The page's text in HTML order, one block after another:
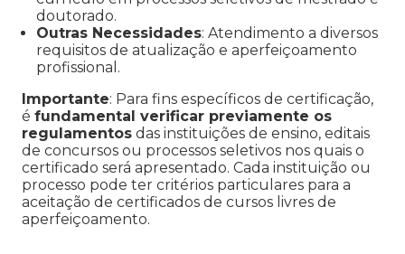
doutorado.
Outras Necessidades: Atendimento a diversos
requisitos de atualização e aperfeiçoamento
profissional.
Importante: Para fins específicos de certificação,
é fundamental verificar previamente os
regulamentos das instituições de ensino, editais
de concursos ou processos seletivos nos quais o
certificado será apresentado. Cada instituição ou
processo pode ter critérios particulares para a
aceitação de certificados de cursos livres de
aperfeiçoamento.